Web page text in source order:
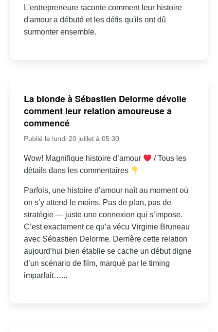
L'entrepreneure raconte comment leur histoire
d'amour a débuté et les défis qu'ils ont dû
surmonter ensemble.
La blonde à Sébastien Delorme dévoile
comment leur relation amoureuse a
commencé
Publié le lundi 20 juillet à 05:30
Wow! Magnifique histoire d’amour
/ Tous les
détails dans les commentaires
Parfois, une histoire d’amour naît au moment où
on s’y attend le moins. Pas de plan, pas de
stratégie — juste une connexion qui s’impose.
C’est exactement ce qu’a vécu Virginie Bruneau
avec Sébastien Delorme. Derrière cette relation
aujourd’hui bien établie se cache un début digne
d’un scénario de film, marqué par le timing
imparfait…...